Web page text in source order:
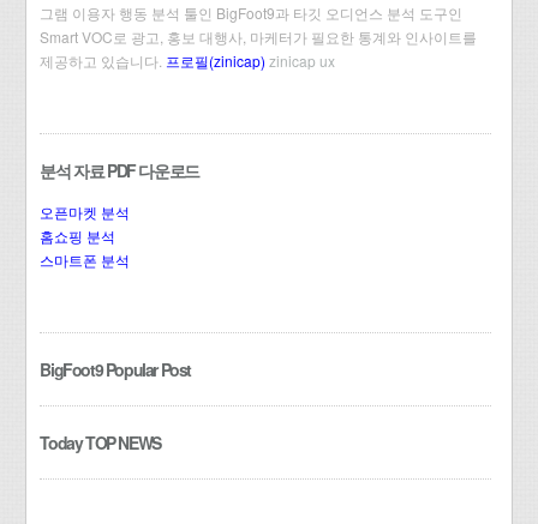
그램 이용자 행동 분석 툴인 BigFoot9과 타깃 오디언스 분석 도구인
Smart VOC로 광고, 홍보 대행사, 마케터가 필요한 통계와 인사이트를
제공하고 있습니다. 프로필(zinicap) zinicap ux
분석 자료 PDF 다운로드
오픈마켓 분석
홈쇼핑 분석
스마트폰 분석
BigFoot9 Popular Post
Today TOP NEWS